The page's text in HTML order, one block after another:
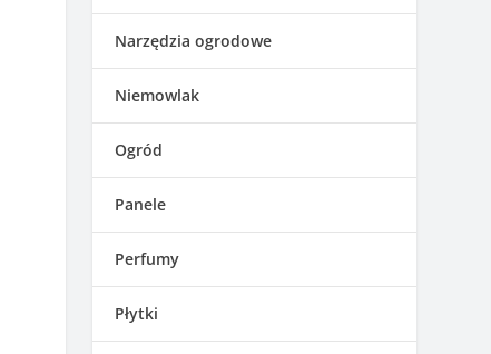
Narzędzia ogrodowe
Niemowlak
Ogród
Panele
Perfumy
Płytki